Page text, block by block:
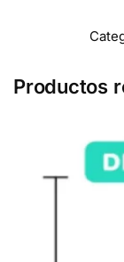
Productos